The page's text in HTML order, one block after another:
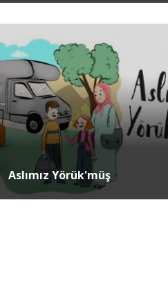
Aslımız Yörük'müş